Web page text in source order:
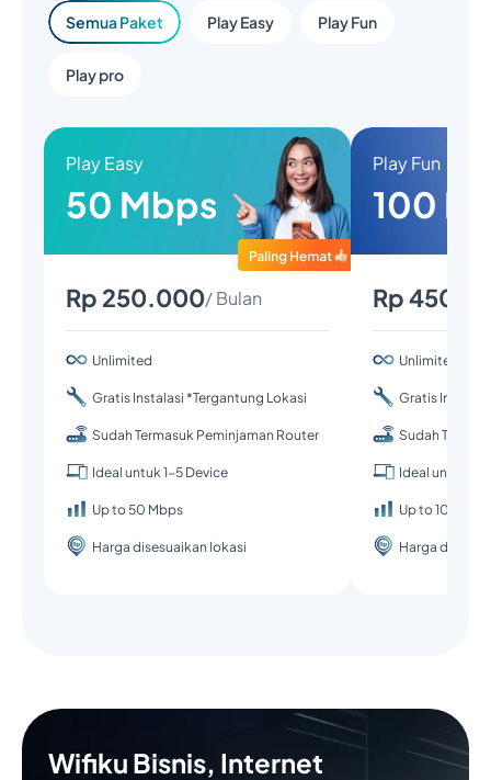
Semua Paket Play Easy Play Fun
Play pro
Play Easy
50 Mbps
Rp 250.000/ Bulan
Unlimited
Gratis Instalasi *Tergantung Lokasi
Sudah Termasuk Peminjaman Router
Ideal untuk 1-5 Device
Up to 50 Mbps
Harga disesuaikan lokasi
Play Fun
100
Rp
Unlimited
Gratis
Sudah
Ideal untuk 1-
Up to 100
Harga
Wifiku Bisnis, Internet